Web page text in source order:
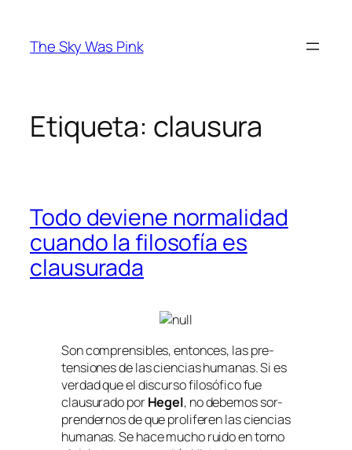
contenido
The Sky Was Pink
Etiqueta: clausura
Todo deviene normalidad
cuando la filosofía es
clausurada
Son com­pren­si­bles, en­ton­ces, las pre­
ten­sio­nes de las cien­cias hu­ma­nas. Si es
ver­dad que el dis­cur­so fi­lo­só­fi­co fue
clau­su­ra­do porHegel, no de­be­mos sor­
pren­der­nos de que pro­li­fe­ren las cien­cias
hu­ma­nas. Se ha­ce mu­cho rui­do en torno